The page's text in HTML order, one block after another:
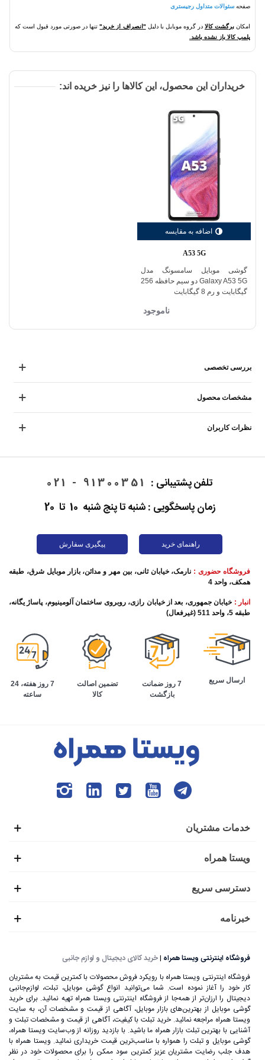
صفحه سئوالات متداول رجیستری
امکانبرگشت کالا در گروه موبایل با دلیل "انصراف از خرید"تنها در صورتی مورد قبول است که
پلمپ کالا باز نشده باشد.
خریداران این محصول، این کالاها را نیز خریده اند:
اضافه به مقایسه
A53 5G
گوشی موبایل سامسونگ مدل
Galaxy A53 5G دو سیم حافظه 256
گیگابایت و رم 8 گیگابایت
ناموجود
بررسی تخصصی
مشخصات محصول
نظرات کاربران
تلفن پشتیبانی : 91300351 - 021
زمان پاسخگویی : شنبه تا پنج شنبه 10 تا 20
راهنمای خرید پیگیری سفارش
فروشگاه حضوری : نارمک، خیابان ثانی، بین مهر و مدائن، بازار موبایل شرق، طبقه
همکف، واحد 4
انبار : خیابان جمهوری، بعد از خیابان رازی، روبروی ساختمان آلومینیوم، پاساژ یگانه،
طبقه 5، واحد 511 (غیرفعال)
ارسال سریع
7 روز ضمانت
بازگشت
تضمین اصالت
کالا
7 روز هفته، 24
ساعته
خدمات مشتریان
ویستا همراه
دسترسی سریع
خبرنامه
فروشگاه اینترنتی ویستا همراه |خرید کالای دیجیتال و لوازم جانبی
فروشگاه اینترنتی ویستا همراه با رویکرد فروش محصولات با کمترین قیمت به مشتریان
کار خود را آغاز نموده است. شما می‌توانید انواع گوشی موبایل، تبلت، لوازم‌جانبی
دیجیتال را ارزان‌تر از همه‌جا از فروشگاه اینترنتی ویستا همراه تهیه نمائید. برای خرید
گوشی موبایل از بهترین‌های بازار موبایل، آگاهی از قیمت و مشخصات آن، به ‌سایت
ویستا همراه مراجعه نمائید. خرید تبلت با کیفیت، آگاهی از قیمت و مشخصات تبلت و
آشنایی با بهترین تبلت بازار همراه ما باشید. با بازدید روزانه از وب‌سایت ویستا همراه،
گوشی موبایل و تبلت را همواره با مناسب‌ترین قیمت خریداری نمائید. ویستا همراه با
هدف جلب رضایت مشتریان عزیز کمترین سود ممکن را برای محصولات خود در نظر